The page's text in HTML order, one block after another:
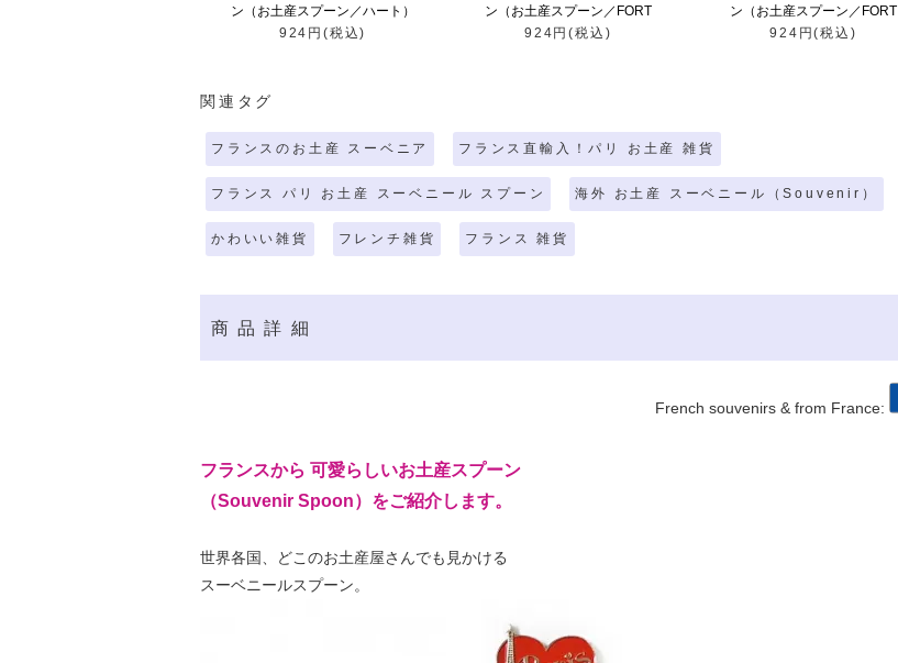
ン（お土産スプーン／ハート）
924円(税込)
ン（お土産スプーン／FORT
BOYARD）
924円(税込)
ン（お土産スプーン／FORT
BOYARD）
924円(税込)
関連タグ
フランスのお土産 スーベニア フランス直輸入！パリ お土産 雑貨
フランス パリ お土産 スーベニール スプーン 海外 お土産 スーベニール（Souvenir）
かわいい雑貨 フレンチ雑貨 フランス 雑貨
商品詳細
French souvenirs & from France:
フランスから 可愛らしいお土産スプーン
（Souvenir Spoon）をご紹介します。
世界各国、どこのお土産屋さんでも見かける
スーベニールスプーン。